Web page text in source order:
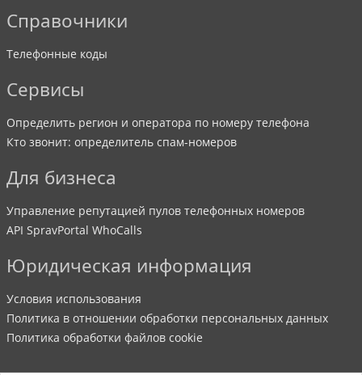
Справочники
Телефонные коды
Сервисы
Определить регион и оператора по номеру телефона
Кто звонит: определитель спам-номеров
Для бизнеса
Управление репутацией пулов телефонных номеров
API SpravPortal WhoCalls
Юридическая информация
Условия использования
Политика в отношении обработки персональных данных
Политика обработки файлов cookie